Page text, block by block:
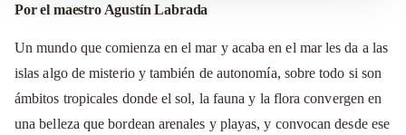
Por el maestro Agustín Labrada
Un mundo que comienza en el mar y acaba en el mar les da a las
islas algo de misterio y también de autonomía, sobre todo si son
ámbitos tropicales donde el sol, la fauna y la flora convergen en
una belleza que bordean arenales y playas, y convocan desde ese